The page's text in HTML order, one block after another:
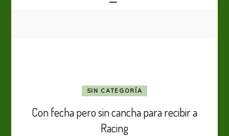
SIN CATEGORÍA
Con fecha pero sin cancha para recibir a
Racing